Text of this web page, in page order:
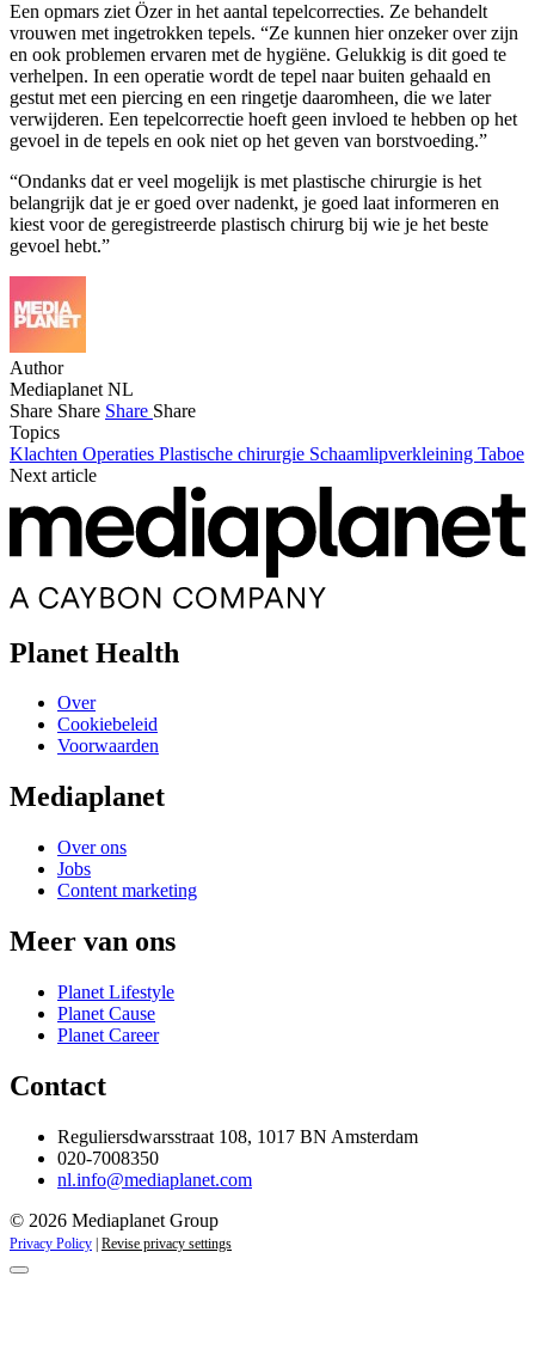
Een opmars ziet Özer in het aantal tepelcorrecties. Ze behandelt
vrouwen met ingetrokken tepels. “Ze kunnen hier onzeker over zijn
en ook problemen ervaren met de hygiëne. Gelukkig is dit goed te
verhelpen. In een operatie wordt de tepel naar buiten gehaald en
gestut met een piercing en een ringetje daaromheen, die we later
verwijderen. Een tepelcorrectie hoeft geen invloed te hebben op het
gevoel in de tepels en ook niet op het geven van borstvoeding.”
“Ondanks dat er veel mogelijk is met plastische chirurgie is het
belangrijk dat je er goed over nadenkt, je goed laat informeren en
kiest voor de geregistreerde plastisch chirurg bij wie je het beste
gevoel hebt.”
Author
Mediaplanet NL
Share Share Share Share
Topics
Klachten Operaties Plastische chirurgie Schaamlipverkleining Taboe
Next article
Planet Health
Over
Cookiebeleid
Voorwaarden
Mediaplanet
Over ons
Jobs
Content marketing
Meer van ons
Planet Lifestyle
Planet Cause
Planet Career
Contact
Reguliersdwarsstraat 108, 1017 BN Amsterdam
020-7008350
nl.info@mediaplanet.com
© 2026 Mediaplanet Group
Privacy Policy Revise privacy settings